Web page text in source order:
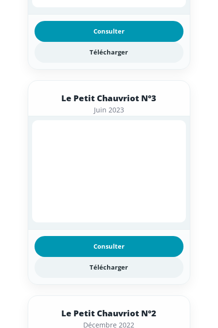
Consulter
Télécharger
Le Petit Chauvriot N°3
Juin 2023
Consulter
Télécharger
Le Petit Chauvriot N°2
Décembre 2022